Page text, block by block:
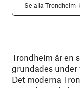
Se alla
Trondheim är en
grundades under
Det moderna